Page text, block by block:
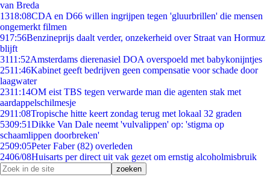
van Breda
1318:08CDA en D66 willen ingrijpen tegen 'gluurbrillen' die mensen
ongemerkt filmen
917:56Benzineprijs daalt verder, onzekerheid over Straat van Hormuz
blijft
3111:52Amsterdams dierenasiel DOA overspoeld met babykonijntjes
2511:46Kabinet geeft bedrijven geen compensatie voor schade door
laagwater
2311:14OM eist TBS tegen verwarde man die agenten stak met
aardappelschilmesje
2911:08Tropische hitte keert zondag terug met lokaal 32 graden
5309:51Dikke Van Dale neemt 'vulvalippen' op: 'stigma op
schaamlippen doorbreken'
2509:05Peter Faber (82) overleden
2406/08Huisarts per direct uit vak gezet om ernstig alcoholmisbruik